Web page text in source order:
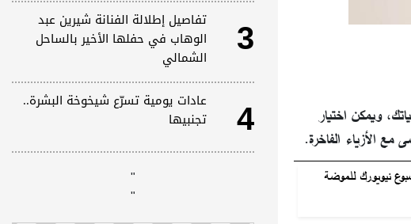
ويمكن اختيار
مع الأزياء الفاخرة.
نيويورك للموضة
3
تفاصيل إطلالة الفنانة شيرين عبد
الوهاب في حفلها الأخير بالساحل
الشمالي
4
عادات يومية تسرّع شيخوخة البشرة..
تجنبيها
"
"